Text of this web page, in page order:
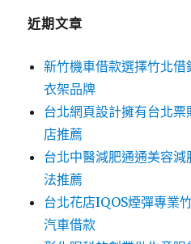
近期文章
新竹機車借款選擇竹北
衣架品牌
台北網頁設計擁有台北
店推薦
台北中醫減肥通通美容
法推薦
台北花店IQOS煙彈專業
汽車借款